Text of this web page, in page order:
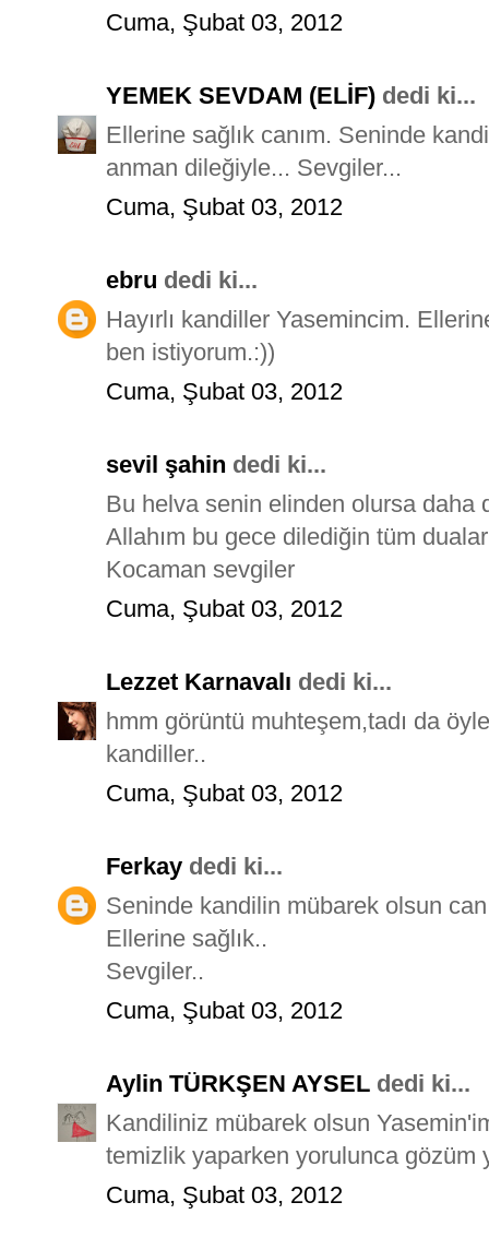
Cuma, Şubat 03, 2012
YEMEK SEVDAM (ELİF) dedi ki...
Ellerine sağlık canım. Seninde
anman dileğiyle... Sevgiler...
Cuma, Şubat 03, 2012
ebru dedi ki...
Hayırlı kandiller Yasemincim.
ben istiyorum.:))
Cuma, Şubat 03, 2012
sevil şahin dedi ki...
Bu helva senin elinden olursa daha
Allahım bu gece dilediğin tüm
Kocaman sevgiler
Cuma, Şubat 03, 2012
Lezzet Karnavalı dedi ki...
hmm görüntü muhteşem,tadı da
kandiller..
Cuma, Şubat 03, 2012
Ferkay dedi ki...
Seninde kandilin mübarek olsun
Ellerine sağlık..
Sevgiler..
Cuma, Şubat 03, 2012
Aylin TÜRKŞEN AYSEL dedi ki...
Kandiliniz mübarek olsun
temizlik yaparken yorulunca gözüm
Cuma, Şubat 03, 2012